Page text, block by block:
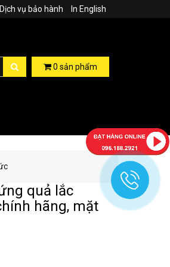
Dịch vụ bảo hành In English
0 sản phẩm
quả lắc
hãng, mặt